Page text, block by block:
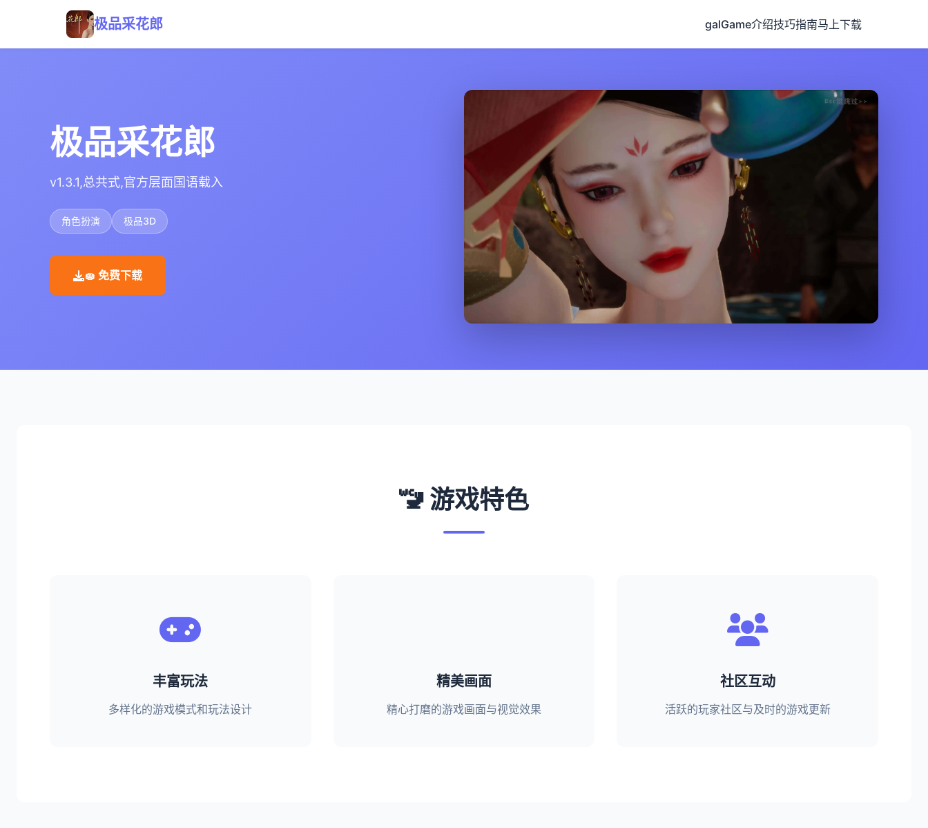
极品采花郎 galGame介绍技巧指南马上下载
极品采花郎
v1.3.1,总共式,官方层面国语载入
角色扮演 极品3D
🧽 免费下载
🚾 游戏特色
丰富玩法
多样化的游戏模式和玩法设计
精美画面
精心打磨的游戏画面与视觉效果
社区互动
活跃的玩家社区与及时的游戏更新